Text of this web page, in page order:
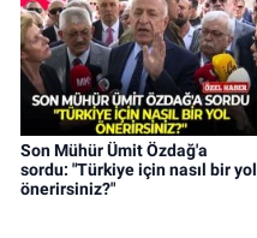
Son Mühür Ümit Özdağ'a
sordu: "Türkiye için nasıl bir yol
önerirsiniz?"